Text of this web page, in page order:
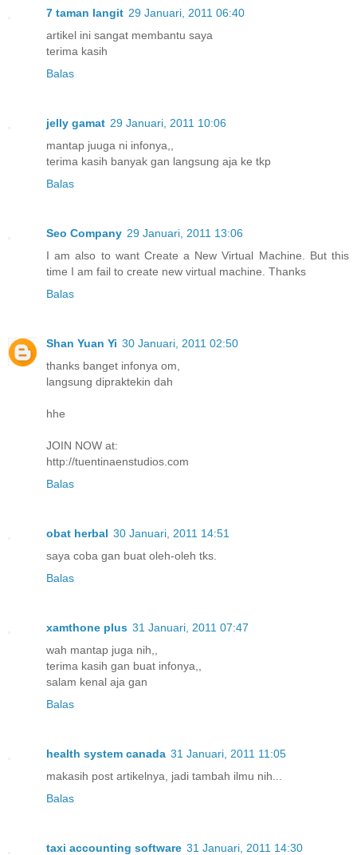
7 taman langit 29 Januari, 2011 06:40
artikel ini sangat membantu saya
terima kasih
Balas
jelly gamat 29 Januari, 2011 10:06
mantap juuga ni infonya,,
terima kasih banyak gan langsung aja ke tkp
Balas
Seo Company 29 Januari, 2011 13:06
I am also to want Create a New Virtual Machine. But this
time I am fail to create new virtual machine. Thanks
Balas
Shan Yuan Yi 30 Januari, 2011 02:50
thanks banget infonya om,
langsung dipraktekin dah
hhe
JOIN NOW at:
http://tuentinaenstudios.com
Balas
obat herbal 30 Januari, 2011 14:51
saya coba gan buat oleh-oleh tks.
Balas
xamthone plus 31 Januari, 2011 07:47
wah mantap juga nih,,
terima kasih gan buat infonya,,
salam kenal aja gan
Balas
health system canada 31 Januari, 2011 11:05
makasih post artikelnya, jadi tambah ilmu nih...
Balas
taxi accounting software 31 Januari, 2011 14:30